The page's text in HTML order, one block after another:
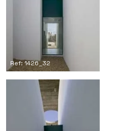
Ref: 1426_32